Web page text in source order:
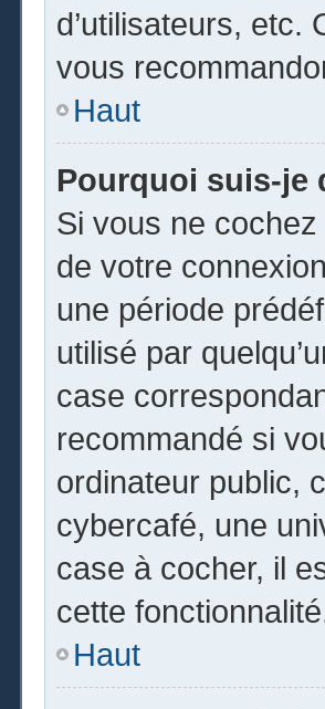
d’utilisateurs, etc.
vous
Haut
Pourquoi suis-je
Si vous ne
de votre
une période
utilisé par
case
recommandé si
ordinateur public,
cybercafé, une
case à cocher, il
cette
Haut